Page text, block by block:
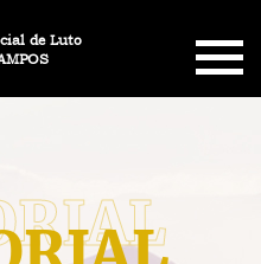
DE CAMPOS
Social de Luto